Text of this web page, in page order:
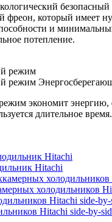
безопасный
фреон, который имеет
и
потепление.
экономит энергию,
длительное время.
Hitachi
холодильников
Hitachi side-by-